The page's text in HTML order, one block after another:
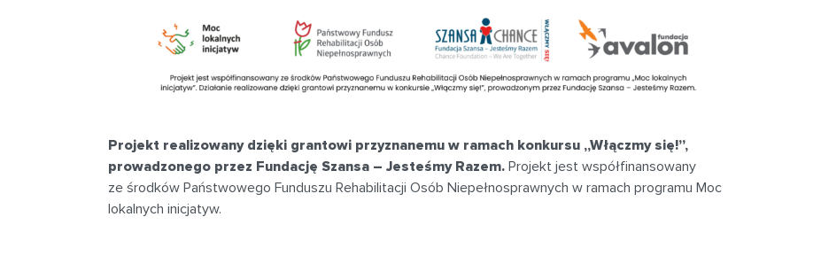
Projekt realizowany dzięki grantowi przyznanemu w ramach konkursu „Włączmy się!”,
prowadzonego przez Fundację Szansa – Jesteśmy Razem. Projekt jest współfinansowany
ze środków Państwowego Funduszu Rehabilitacji Osób Niepełnosprawnych w ramach programu Moc
lokalnych inicjatyw.